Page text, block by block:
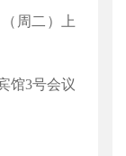
周二）上
馆3号会议